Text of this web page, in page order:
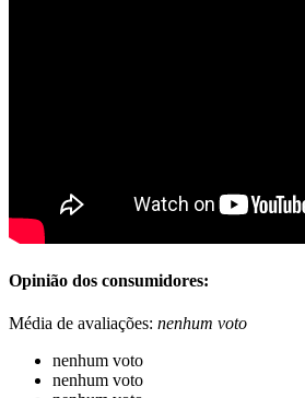
Opinião dos consumidores:
Média de avaliações: nenhum voto
nenhum voto
nenhum voto